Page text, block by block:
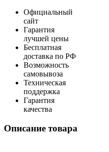
Официальный
сайт
Гарантия
лучшей цены
Бесплатная
доставка по РФ
Возможность
самовывоза
Техническая
поддержка
Гарантия
качества
Описание товара